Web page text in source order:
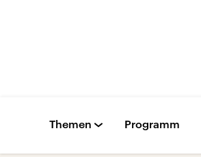
Themen Programm